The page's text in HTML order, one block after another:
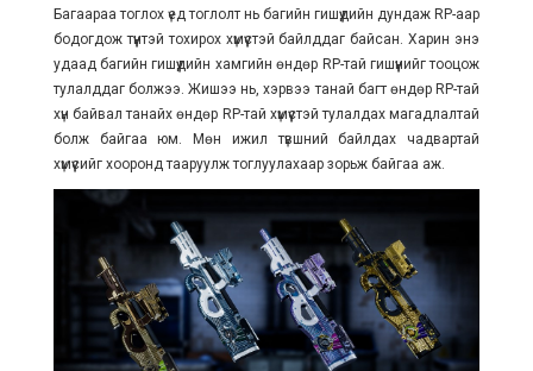
Багаараа тоглох үед тоглолт нь багийн гишүүдийн дундаж RP-аар
бодогдож түүнтэй тохирох хүмүүстэй байлддаг байсан. Харин энэ
удаад багийн гишүүдийн хамгийн өндөр RP-тай гишүүнийг тооцож
тулалддаг болжээ. Жишээ нь, хэрвээ танай багт өндөр RP-тай
хүн байвал танайх өндөр RP-тай хүмүүстэй тулалдах магадлалтай
болж байгаа юм. Мөн ижил түвшний байлдах чадвартай
хүмүүсийг хооронд тааруулж тоглуулахаар зорьж байгаа аж.